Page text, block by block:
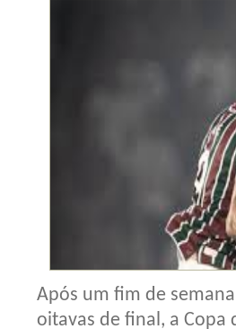
Após um fim de
oitavas de final, a Copa